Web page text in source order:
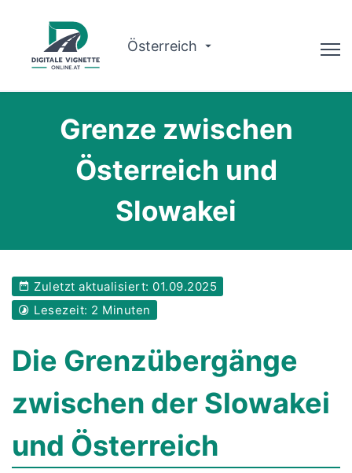
Österreich
Routenplaner
Gültigkeit prüfen
Deutsch
Jetzt buchen
Grenze zwischen
Österreich und
Slowakei
Zuletzt aktualisiert: 01.09.2025
Lesezeit: 2 Minuten
Die Grenzübergänge
zwischen der Slowakei
und Österreich